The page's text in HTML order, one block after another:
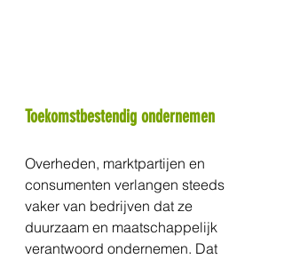
Toekomstbestendig ondernemen
Overheden, marktpartijen en
consumenten verlangen steeds
vaker van bedrijven dat ze
duurzaam en maatschappelijk
verantwoord ondernemen. Dat